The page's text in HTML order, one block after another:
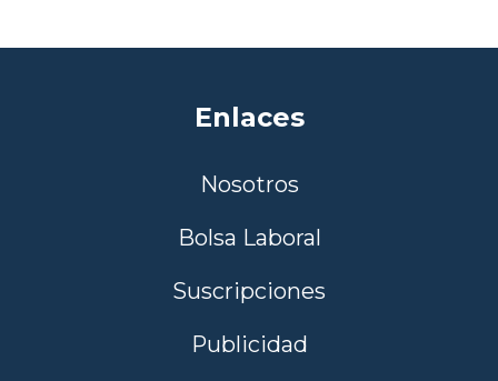
Enlaces
Nosotros
Bolsa Laboral
Suscripciones
Publicidad